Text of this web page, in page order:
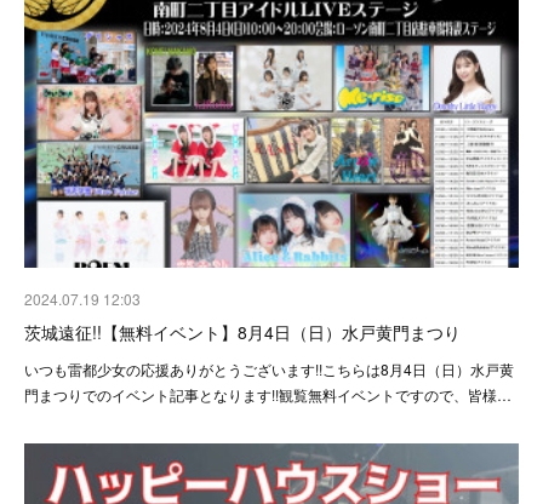
2024.07.19 12:03
茨城遠征!!【無料イベント】8月4日（日）水戸黄門まつり
いつも雷都少女の応援ありがとうございます!!こちらは8月4日（日）水戸黄
門まつりでのイベント記事となります!!観覧無料イベントですので、皆様…